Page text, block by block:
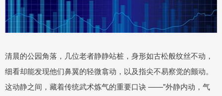
清晨的公园角落，几位老者静静站桩，身形如古松般纹丝不动，
细看却能发现他们鼻翼的轻微翕动，以及指尖不易察觉的颤动。
这动静之间，藏着传统武术炼气的重要口诀 ——"外静内动，气